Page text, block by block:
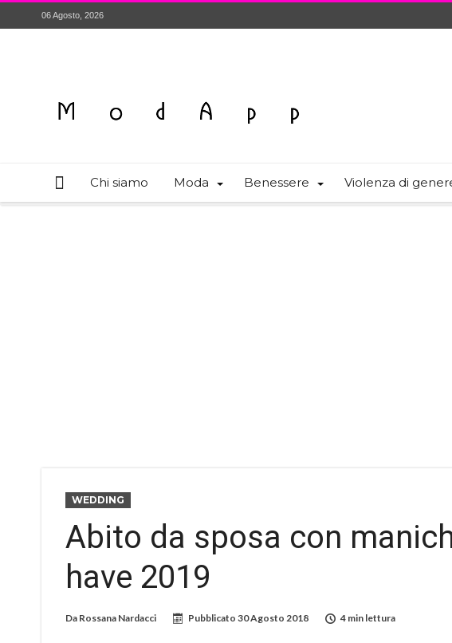
06 Agosto, 2026
Chi siamo Moda Benessere Violenza di
WEDDING
Abito da sposa con
have 2019
Da Rossana Nardacci Pubblicato 30 Agosto 2018 4 min lettura